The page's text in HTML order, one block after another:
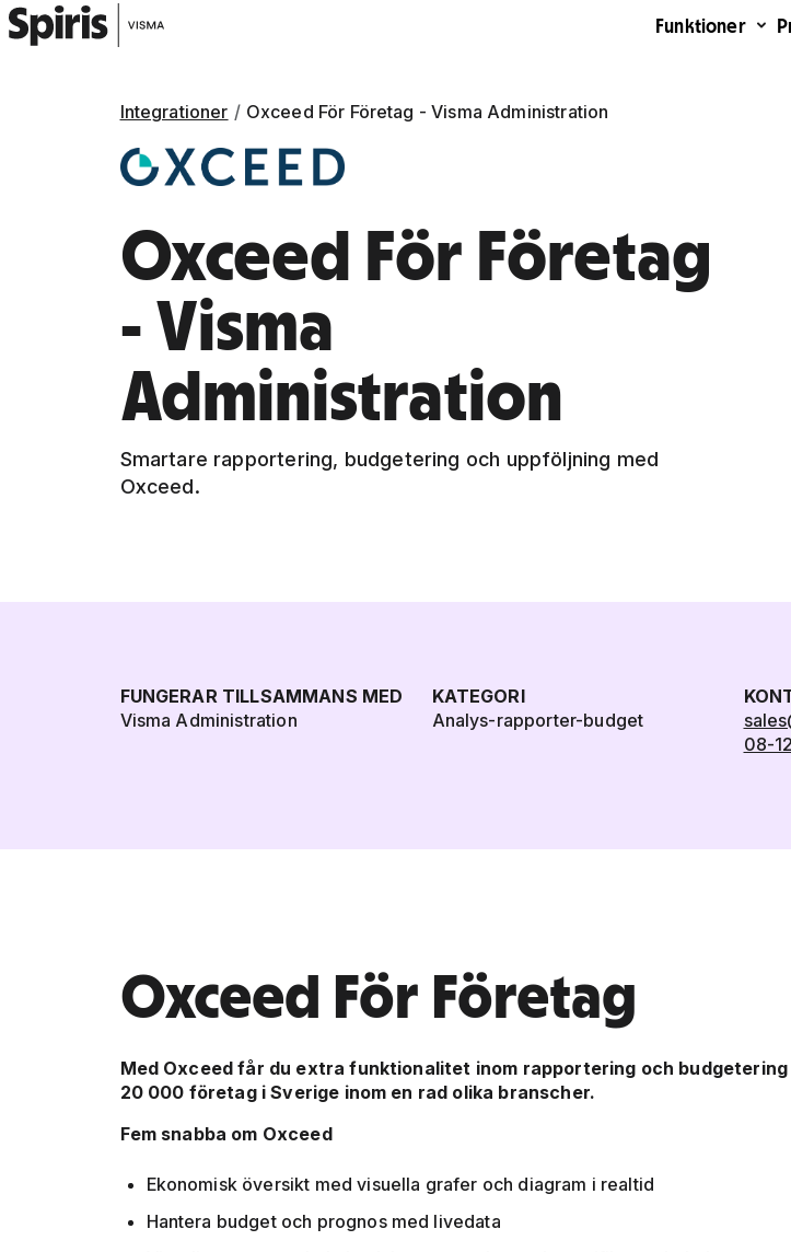
Funktioner
Integrationer Oxceed För Företag - Visma Administration
Oxceed För Företag
- Visma
Administration
Smartare rapportering, budgetering och uppföljning med
Oxceed.
FUNGERAR TILLSAMMANS MED
Visma Administration
KATEGORI
Analys-rapporter-budget
08-
Oxceed För Företag
Med Oxceed får du extra funktionalitet inom rapportering och
20 000 företag i Sverige inom en rad olika branscher.
Fem snabba om Oxceed
Ekonomisk översikt med visuella grafer och diagram i realtid
Hantera budget och prognos med livedata